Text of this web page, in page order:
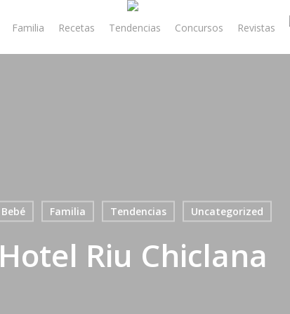
Familia Recetas Tendencias Concursos Revistas
Bebé Familia Tendencias Uncategorized
Hotel Riu Chiclana